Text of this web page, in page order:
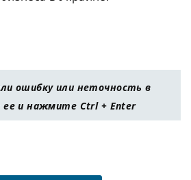
ошибку или неточность в
и нажмите Ctrl + Enter